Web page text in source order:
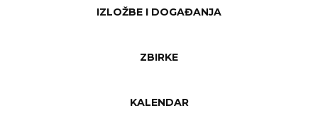
IZLOŽBE I DOGAĐANJA
ZBIRKE
KALENDAR